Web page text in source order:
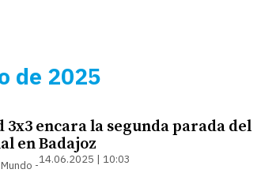
de 2025
3x3 encara la segunda parada del
en Badajoz
14.06.2025 | 10:03